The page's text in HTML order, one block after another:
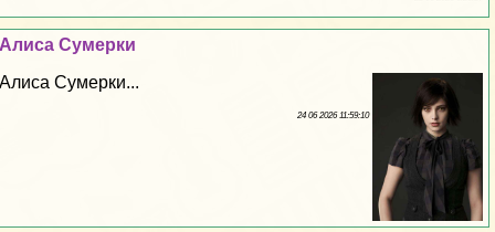
Алиса Сумерки
Алиса Сумерки...
24 06 2026 11:59:10